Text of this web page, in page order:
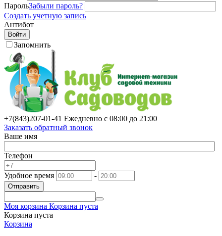
ПарольЗабыли пароль?
Создать учетную запись
Антибот
Войти
Запомнить
+7(843)207-01-41 Ежедневно с 08:00 до 21:00
Заказать обратный звонок
Ваше имя
Телефон
Удобное время -
Отправить
Моя корзина Корзина пуста
Корзина пуста
Корзина